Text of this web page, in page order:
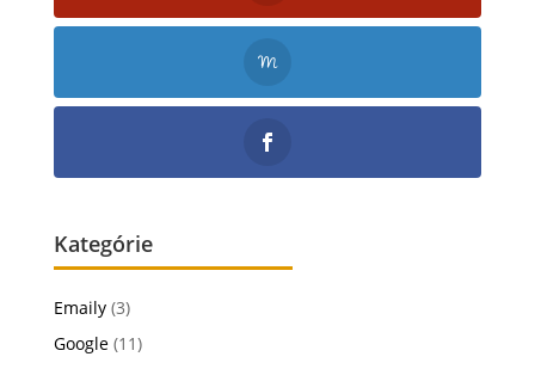
Kategórie
Emaily(3)
Google(11)